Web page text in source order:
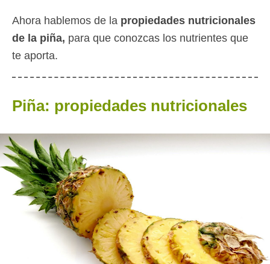
Ahora hablemos de la propiedades nutricionales
de la piña, para que conozcas los nutrientes que
te aporta.
Piña: propiedades nutricionales